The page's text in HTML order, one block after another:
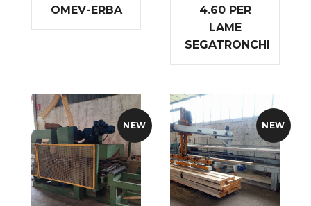
OMEV-ERBA
4.60 PER
LAME
SEGATRONCHI
NEW NEW